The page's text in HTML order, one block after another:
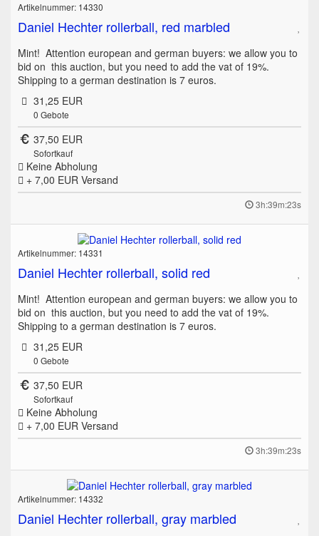
Artikelnummer: 14330
Daniel Hechter rollerball, red marbled
Mint! Attention european and german buyers: we allow you to
bid on this auction, but you need to add the vat of 19%.
Shipping to a german destination is 7 euros.
31,25 EUR
0 Gebote
37,50 EUR
Sofortkauf
Keine Abholung
+ 7,00 EUR Versand
3h:39m:23s
Artikelnummer: 14331
Daniel Hechter rollerball, solid red
Mint! Attention european and german buyers: we allow you to
bid on this auction, but you need to add the vat of 19%.
Shipping to a german destination is 7 euros.
31,25 EUR
0 Gebote
37,50 EUR
Sofortkauf
Keine Abholung
+ 7,00 EUR Versand
3h:39m:23s
Artikelnummer: 14332
Daniel Hechter rollerball, gray marbled